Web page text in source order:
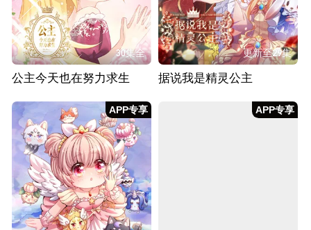
30集全
公主今天也在努力求生
更新至29集
据说我是精灵公主
APP专享 APP专享